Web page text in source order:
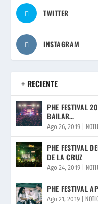
TWITTER
INSTAGRAM
+ RECIENTE
PHE FESTIVAL
BAILAR…
Ago 26, 2019
PHE FESTIVAL
DE LA CRUZ
Ago 24, 2019
PHE FESTIVAL
Ago 21, 2019